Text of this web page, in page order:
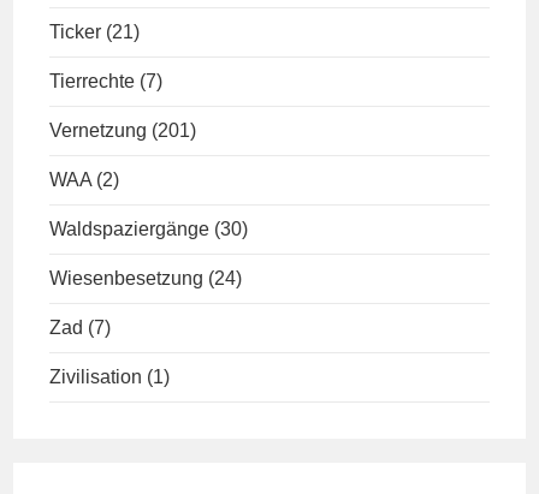
Ticker (21)
Tierrechte (7)
Vernetzung (201)
WAA (2)
Waldspaziergänge (30)
Wiesenbesetzung (24)
Zad (7)
Zivilisation (1)